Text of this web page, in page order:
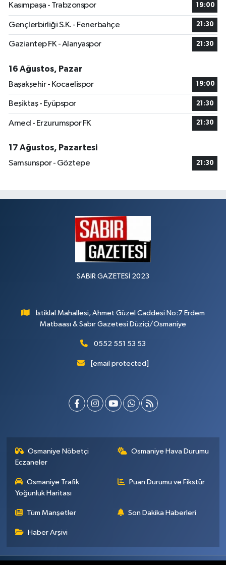
Kasımpaşa - Trabzonspor 19:00
Gençlerbirliği S.K. - Fenerbahçe 21:30
Gaziantep FK - Alanyaspor 21:30
16 Ağustos, Pazar
Başakşehir - Kocaelispor
19:00
Beşiktaş - Eyüpspor 21:30
Amed - Erzurumspor FK 21:30
17 Ağustos, Pazartesi
Samsunspor - Göztepe
21:30
SABIR GAZETESİ 2023
İstiklal Mahallesi, Ahmet Güzel Caddesi No:7 Erdem
Matbaası & Sabır Gazetesi Düziçi/Osmaniye
0552 551 53 53
[email protected]
Osmaniye Nöbetçi
Eczaneler
Osmaniye Hava Durumu
Osmaniye Trafik
Yoğunluk Haritası
Puan Durumu ve Fikstür
Tüm Manşetler Son Dakika Haberleri
Haber Arşivi